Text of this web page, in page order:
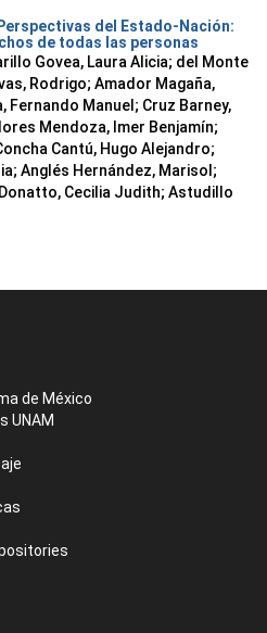
del Estado-Nación:
de todas las personas
Govea, Laura Alicia; del Monte
Rodrigo; Amador Magaña,
Fernando Manuel ; Cruz Barney,
Mendoza, Imer Benjamín;
Cantú, Hugo Alejandro;
; Anglés Hernández, Marisol ;
Cecilia Judith; Astudillo
de México
UNAM